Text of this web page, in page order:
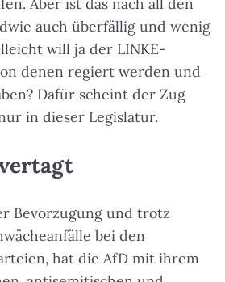
auch überfällig und wenig
will ja der LINKE-
denen regiert werden und
Dafür scheint der Zug
in dieser Legislatur.
Bevorzugung und trotz
bei den
hat die AfD mit ihrem